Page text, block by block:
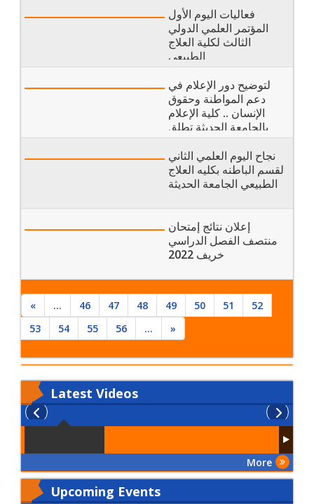
فعاليات اليوم الأول
المؤتمر العلمي الدولي
الثالث لكلية العلاج
الطبيعي
لتوضيح دور الإعلام في
دعم المواطنة وحقوق
الإنسان .. كلية الإعلام
بالجامعة الحديثة تطلق
مؤتمرها العلمي السادس
نجاح اليوم العلمي الثاني
لقسم الباطنه بكليه العلاج
الطبيعي الجامعة الحديثة
إعلان نتائج إمتحان
منتصف الفصل الدراسي
خريف 2022
« ... 46 47 48 49 50 51
52
53
54 55 56 ... »
Latest Videos
More
Upcoming Events